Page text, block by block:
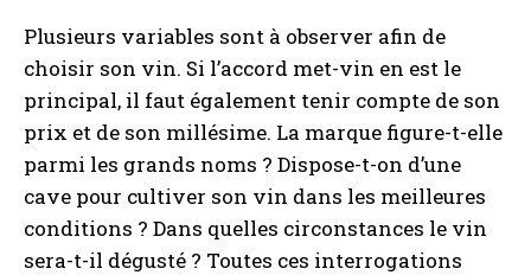
Plusieurs variables sont à observer afin de
choisir son vin. Si l’accord met-vin en est le
principal, il faut également tenir compte de son
prix et de son millésime. La marque figure-t-elle
parmi les grands noms ? Dispose-t-on d’une
cave pour cultiver son vin dans les meilleures
conditions ? Dans quelles circonstances le vin
sera-t-il dégusté ? Toutes ces interrogations